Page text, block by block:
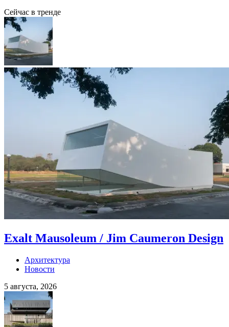
Сейчас в тренде
Exalt Mausoleum / Jim Caumeron Design
Архитектура
Новости
5 августа, 2026